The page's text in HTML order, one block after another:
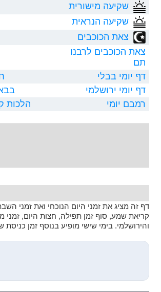
שקיעה מישורית
שקיעה הנראית
צאת הכוכבים
צאת הכוכבים לרבנו
תם
דף יומי בבלי
דף יומי ירושלמי
רמבם יומי
הלכות
דף זה מציג את זמני היום הנוכחי ואת זמני
קריאת שמע, סוף זמן תפילה, חצות היום,
והירושלמי. בימי שישי מופיע בנוסף זמן